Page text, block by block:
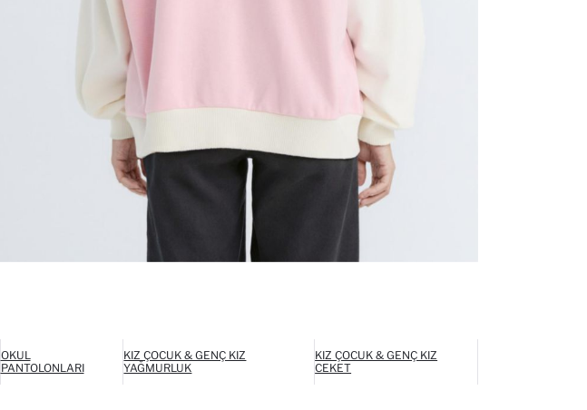
OKUL
PANTOLONLARI
KIZ ÇOCUK & GENÇ KIZ
YAĞMURLUK
KIZ ÇOCUK & GENÇ KIZ
CEKET